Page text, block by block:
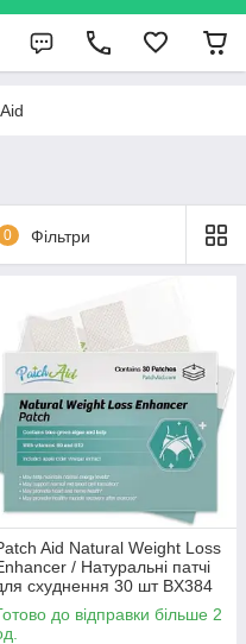
0 Фільтри
Aid Natural Weight Loss
/ Натуральні патчі
схуднення 30 шт BX384
до відправки більше 2